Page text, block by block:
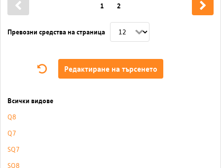
Превозни средства на страница
1 2
Редактиране на търсенето
Всички видове
Q8
Q7
SQ7
SQ8